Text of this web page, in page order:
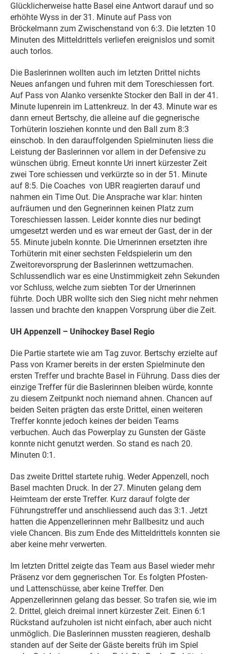
Glücklicherweise hatte Basel eine Antwort darauf und so
erhöhte Wyss in der 31. Minute auf Pass von
Bröckelmann zum Zwischenstand von 6:3. Die letzten 10
Minuten des Mitteldrittels verliefen ereignislos und somit
auch torlos.
Die Baslerinnen wollten auch im letzten Drittel nichts
Neues anfangen und fuhren mit dem Toreschiessen fort.
Auf Pass von Alanko versenkte Stocker den Ball in der 41.
Minute lupenrein im Lattenkreuz. In der 43. Minute war es
dann erneut Bertschy, die alleine auf die gegnerische
Torhüterin losziehen konnte und den Ball zum 8:3
einschob. In den darauffolgenden Spielminuten liess die
Leistung der Baslerinnen vor allem in der Defensive zu
wünschen übrig. Erneut konnte Uri innert kürzester Zeit
zwei Tore schiessen und verkürzte so in der 51. Minute
auf 8:5. Die Coaches von UBR reagierten darauf und
nahmen ein Time Out. Die Ansprache war klar: hinten
aufräumen und den Gegnerinnen keinen Platz zum
Toreschiessen lassen. Leider konnte dies nur bedingt
umgesetzt werden und es war erneut der Gast, der in der
55. Minute jubeln konnte. Die Urnerinnen ersetzten ihre
Torhüterin mit einer sechsten Feldspielerin um den
Zweitorevorsprung der Baslerinnen wettzumachen.
Schlussendlich war es eine Unstimmigkeit zehn Sekunden
vor Schluss, welche zum siebten Tor der Urnerinnen
führte. Doch UBR wollte sich den Sieg nicht mehr nehmen
lassen und brachte den knappen Vorsprung über die Zeit.
UH Appenzell – Unihockey Basel Regio
Die Partie startete wie am Tag zuvor. Bertschy erzielte auf
Pass von Kramer bereits in der ersten Spielminute den
ersten Treffer und brachte Basel in Führung. Dass dies der
einzige Treffer für die Baslerinnen bleiben würde, konnte
zu diesem Zeitpunkt noch niemand ahnen. Chancen auf
beiden Seiten prägten das erste Drittel, einen weiteren
Treffer konnte jedoch keines der beiden Teams
verbuchen. Auch das Powerplay zu Gunsten der Gäste
konnte nicht genutzt werden. So stand es nach 20.
Minuten 0:1.
Das zweite Drittel startete ruhig. Weder Appenzell, noch
Basel machten Druck. In der 27. Minuten gelang dem
Heimteam der erste Treffer. Kurz darauf folgte der
Führungstreffer und anschliessend auch das 3:1. Jetzt
hatten die Appenzellerinnen mehr Ballbesitz und auch
viele Chancen. Bis zum Ende des Mitteldrittels konnten sie
aber keine mehr verwerten.
Im letzten Drittel zeigte das Team aus Basel wieder mehr
Präsenz vor dem gegnerischen Tor. Es folgten Pfosten-
und Lattenschüsse, aber keine Treffer. Den
Appenzellerinnen gelang das besser. So trafen sie, wie im
2. Drittel, gleich dreimal innert kürzester Zeit. Einen 6:1
Rückstand aufzuholen ist nicht einfach, aber auch nicht
unmöglich. Die Baslerinnen mussten reagieren, deshalb
standen auf der Seite der Gäste bereits früh im Spiel